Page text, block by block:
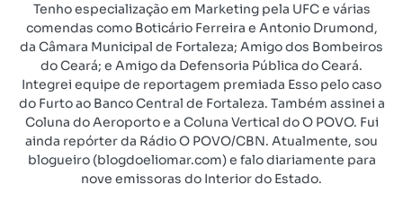
Tenho especialização em Marketing pela UFC e várias
comendas como Boticário Ferreira e Antonio Drumond,
da Câmara Municipal de Fortaleza; Amigo dos Bombeiros
do Ceará; e Amigo da Defensoria Pública do Ceará.
Integrei equipe de reportagem premiada Esso pelo caso
do Furto ao Banco Central de Fortaleza. Também assinei a
Coluna do Aeroporto e a Coluna Vertical do O POVO. Fui
ainda repórter da Rádio O POVO/CBN. Atualmente, sou
blogueiro (blogdoeliomar.com) e falo diariamente para
nove emissoras do Interior do Estado.